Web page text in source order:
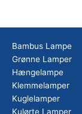
Bambus Lampe
Grønne Lamper
Hængelampe
Klemmelamper
Kuglelamper
Kulørte Lamper